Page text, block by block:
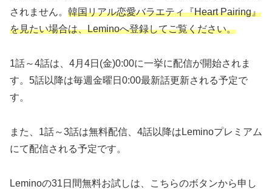
されません。 韓国リアル恋愛バラエティ『Heart Pairing』
を見たい場合は、Leminoへ登録してご覧ください。
1話～4話は、4月4日(金)0:00に一挙に配信が開始されま
す。5話以降は毎週金曜日0:00最新話更新される予定で
す。
また、1話～3話は無料配信、4話以降はLeminoプレミアム
にて配信される予定です。
Leminoの31日間無料お試しは、こちらのボタンから申し